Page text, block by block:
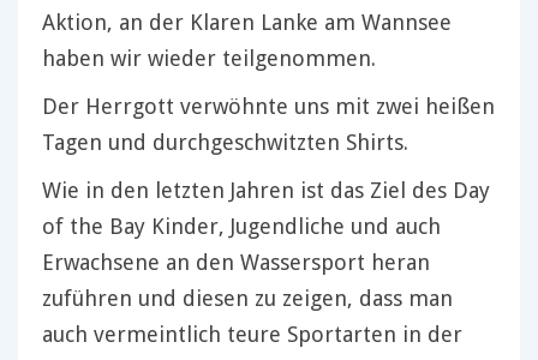
Aktion, an der Klaren Lanke am Wannsee
haben wir wieder teilgenommen.
Der Herrgott verwöhnte uns mit zwei heißen
Tagen und durchgeschwitzten Shirts.
Wie in den letzten Jahren ist das Ziel des Day
of the Bay Kinder, Jugendliche und auch
Erwachsene an den Wassersport heran
zuführen und diesen zu zeigen, dass man
auch vermeintlich teure Sportarten in der